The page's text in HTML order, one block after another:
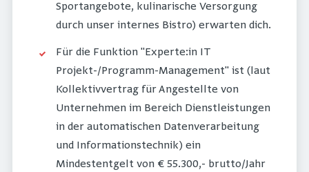
Sportangebote, kulinarische Versorgung
durch unser internes Bistro) erwarten dich.
Für die Funktion "Experte:in IT
Projekt-/Programm-Management" ist (laut
Kollektivvertrag für Angestellte von
Unternehmen im Bereich Dienstleistungen
in der automatischen Datenverarbeitung
und Informationstechnik) ein
Mindestentgelt von € 55.300,- brutto/Jahr